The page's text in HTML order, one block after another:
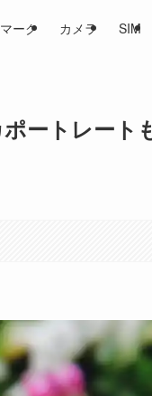
ーク カメラ SIM
ートレート